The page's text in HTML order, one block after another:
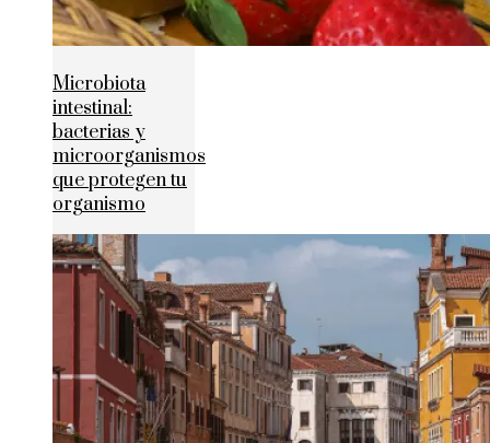
Microbiota
intestinal:
bacterias y
microorganismos
que protegen tu
organismo